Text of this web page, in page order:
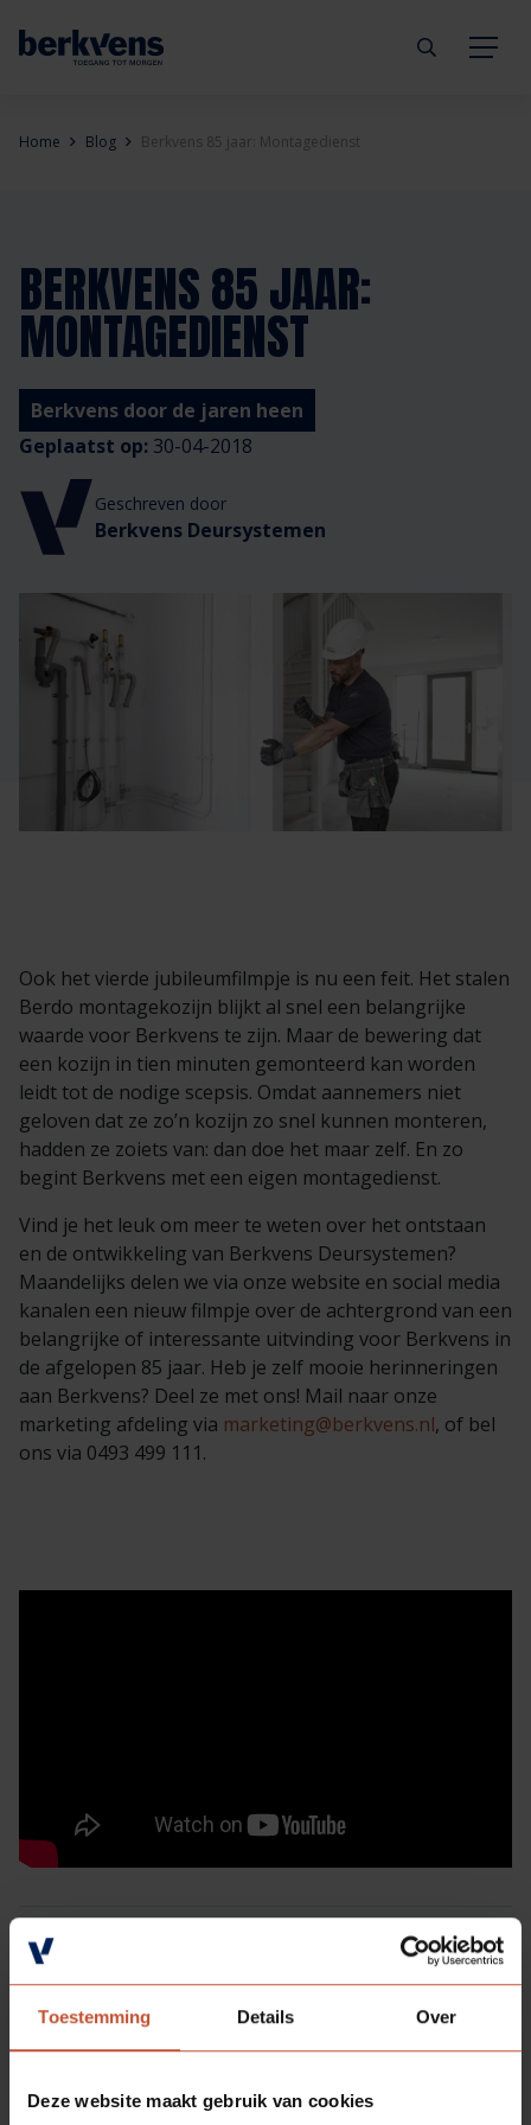
Toestemming Details Over
Deze website maakt gebruik van cookies
Kozijnen
Hang- & sluitwerk
Diensten
Veelgestelde vragen
Meergezinswoning
Utiliteitsgebouw
Prefab woning
Architect
Projectontwikkelaar
Handelspartner
Brandwerend
Geluidwerend
Rookwerend
Brochures
Technische documentatie
Veelgestelde vragen
Webshop
Inspiratie
Verkooppunten
Organisatie
Duurzaamheid
GND Garantiedeuren
Home Blog Berkvens 85 jaar: Montagedienst
BERKVENS 85 JAAR:
MONTAGEDIENST
Berkvens door de jaren heen
Geplaatst op: 30-04-2018
Geschreven door
Berkvens Deursystemen
Ook het vierde jubileumfilmpje is nu een feit. Het stalen
Berdo montagekozijn blijkt al snel een belangrijke
waarde voor Berkvens te zijn. Maar de bewering dat
een kozijn in tien minuten gemonteerd kan worden
leidt tot de nodige scepsis. Omdat aannemers niet
geloven dat ze zo’n kozijn zo snel kunnen monteren,
hadden ze zoiets van: dan doe het maar zelf. En zo
begint Berkvens met een eigen montagedienst.
Vind je het leuk om meer te weten over het ontstaan
en de ontwikkeling van Berkvens Deursystemen?
Maandelijks delen we via onze website en social media
kanalen een nieuw filmpje over de achtergrond van een
belangrijke of interessante uitvinding voor Berkvens in
de afgelopen 85 jaar. Heb je zelf mooie herinneringen
aan Berkvens? Deel ze met ons! Mail naar onze
marketing afdeling via marketing@berkvens.nl, of bel
ons via 0493 499 111.
Terug naar
overzicht